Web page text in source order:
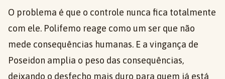
O problema é que o controle nunca fica totalmente
com ele. Polifemo reage como um ser que não
mede consequências humanas. E a vingança de
Poseidon amplia o peso das consequências,
deixando o desfecho mais duro para quem já está